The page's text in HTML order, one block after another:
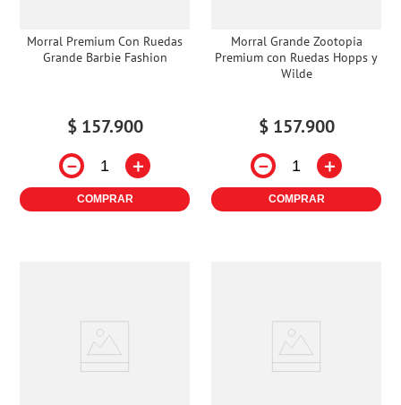
Morral Premium Con Ruedas
Grande Barbie Fashion
$ 157.900
－ ＋
COMPRAR
Morral Grande Zootopia
Premium con Ruedas Hopps y
Wilde
$ 157.900
－ ＋
COMPRAR